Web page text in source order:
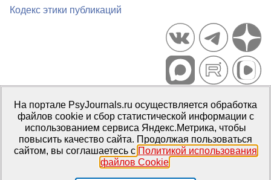
Кодекс этики публикаций
Портал психологических изданий PsyJournals.ru, 2007–2026
Правила использования материалов
Свидетельство регистрации СМИЭл № ФС77-66447 от 14 июля
2016 г.
Издатель: ФГБОУ ВО МГППУ
На портале PsyJournals.ru осуществляется обработка
файлов cookie и сбор статистической информации с
использованием сервиса Яндекс.Метрика, чтобы
повысить качество сайта. Продолжая пользоваться
сайтом, вы соглашаетесь с Политикой использования
файлов Cookie.